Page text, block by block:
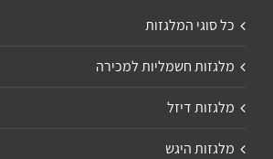
כל סוגי המלגזות
מלגזות חשמליות למכירה
מלגזות דיזל
מלגזות היגש